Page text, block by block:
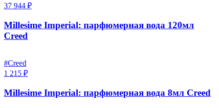
37 944 ₽
Millesime Imperial: парфюмерная вода 120мл
Creed
#Creed
1 215 ₽
Millesime Imperial: парфюмерная вода 8мл Creed